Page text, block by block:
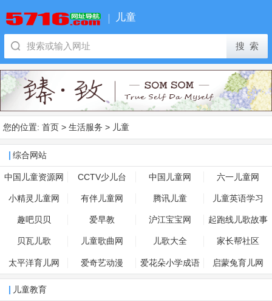
儿童
您的位置: 首页 > 生活服务 > 儿童
综合网站
中国儿童资源网 CCTV少儿台 中国儿童网 六一儿童网
小精灵儿童网 有伴儿童网 腾讯儿童 儿童英语学习
趣吧贝贝 爱早教 沪江宝宝网 起跑线儿歌故事
贝瓦儿歌 儿童歌曲网 儿歌大全 家长帮社区
太平洋育儿网 爱奇艺动漫 爱花朵小学成语 启蒙兔育儿网
儿童教育